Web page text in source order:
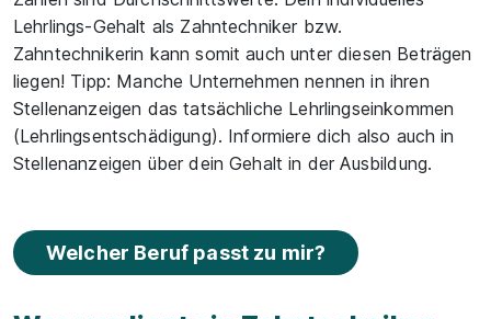
Lehrlings-Gehalt als Zahntechniker bzw.
Zahntechnikerin kann somit auch unter diesen Beträgen
liegen! Tipp: Manche Unternehmen nennen in ihren
Stellenanzeigen das tatsächliche Lehrlingseinkommen
(Lehrlingsentschädigung). Informiere dich also auch in
Stellenanzeigen über dein Gehalt in der Ausbildung.
Welcher Beruf passt zu mir?